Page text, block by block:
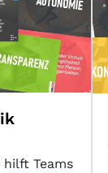
hilft Teams